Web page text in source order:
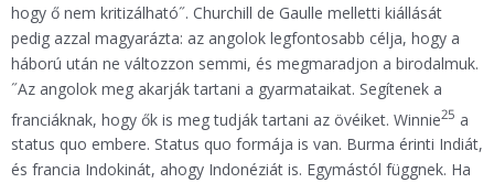
hogy ő nem kritizálható˝. Churchill de Gaulle melletti kiállását
pedig azzal magyarázta: az angolok legfontosabb célja, hogy a
háború után ne változzon semmi, és megmaradjon a birodalmuk.
˝Az angolok meg akarják tartani a gyarmataikat. Segítenek a
franciáknak, hogy ők is meg tudják tartani az övéiket. Winnie25 a
status quo embere. Status quo formája is van. Burma érinti Indiát,
és francia Indokinát, ahogy Indonéziát is. Egymástól függnek. Ha